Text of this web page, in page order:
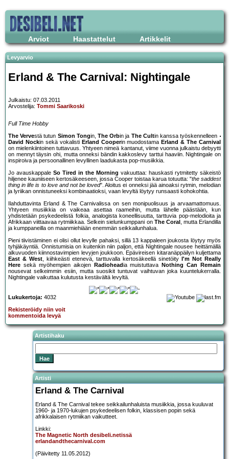
Arviot Haastattelut Artikkelit
Levyarvio
Erland & The Carnival: Nightingale
Julkaistu: 07.03.2011
Arvostelija: Tommi Saarikoski
Full Time Hobby
The Vervestä tutun Simon Tongin, The Orbin ja The Cultin kanssa työskennelleen
David Nockin sekä vokalisti Erland Cooperin muodostama Erland & The Carnival
on mielenkiintoinen tuttavuus. Yhtyeen nimeä kantanut, viime vuonna julkaistu debyytti
on mennyt täysin ohi, mutta onneksi bändin kakkoslevy tarttui haaviin. Nightingale on
inspiroiva ja persoonallinen levyllinen laadukasta pop-musiikkia.
Jo avauskappale So Tired in the Morning vakuuttaa: hauskasti rytmitetty säkeistö
hiljenee kauniiseen kertosäkeeseen, jossa Cooper toistaa karua totuutta: "the saddest
thing in life is to love and not be loved". Aloitus ei onneksi jää ainoaksi rytmin, melodian
ja lyriikan onnistuneeksi kombinaatioksi, vaan levyltä löytyy runsaasti kohokohtia.
Ilahduttavinta Erland & The Carnivalissa on sen monipuolisuus ja arvaamattomuus.
Yhtyeen musiikkia on vaikeaa asettaa raameihin, mutta lähelle päästään, kun
yhdistetään psykedeelistä folkia, analogista koneellisuutta, tarttuvia pop-melodioita ja
Afrikkaan viittaavaa rytmiikkaa. Selkein sielunkumppani on The Coral , mutta Erlandilla
ja kumppaneilla on maanmiehiään enemmän seikkailunhalua.
Pieni tiivistäminen ei olisi ollut levylle pahaksi, sillä 13 kappaleen joukosta löytyy myös
tyhjäkäyntiä. Onnistumisia on kuitenkin niin paljon, että Nightingale nousee heittämällä
alkuvuoden kiinnostavimpien levyjen joukkoon. Epävireisen kitaranäppäilyn kuljettama
East & West, kiihkeästi etenevä, tarttuvalla kertosäkeellä sinetöity
I'm Not Really
Here sekä myöhempien aikojen Radioheadia muistuttava
Nothing Can Remain
nousevat selkeimmin esiin, mutta suosikit tuntuvat vaihtuvan joka kuuntelukerralla.
Nightingale vaikuttaa kulutusta kestävältä levyltä.
Lukukertoja: 4032
Rekisteröidy niin voit
kommentoida levyä
Artistihaku
Artisti
Erland & The Carnival
Erland & The Carnival tekee seikkailunhaluista musiikkia, jossa kuuluvat
1960- ja 1970-lukujen psykedeelisen folkin, klassisen popin sekä
afrikkalaisen rytmiikan vaikutteet.
Linkki:
The Magnetic North desibeli.netissä
erlandandthecarnival.com
(Päivitetty 11.05.2012)